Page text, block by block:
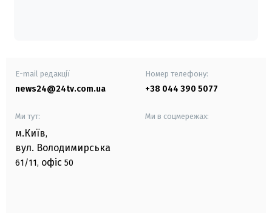
E-mail редакції
news24@24tv.com.ua
Номер телефону:
+38 044 390 5077
Ми тут:
м.Київ,
вул. Володимирська
61/11, офіс 50
Ми в соцмережах: